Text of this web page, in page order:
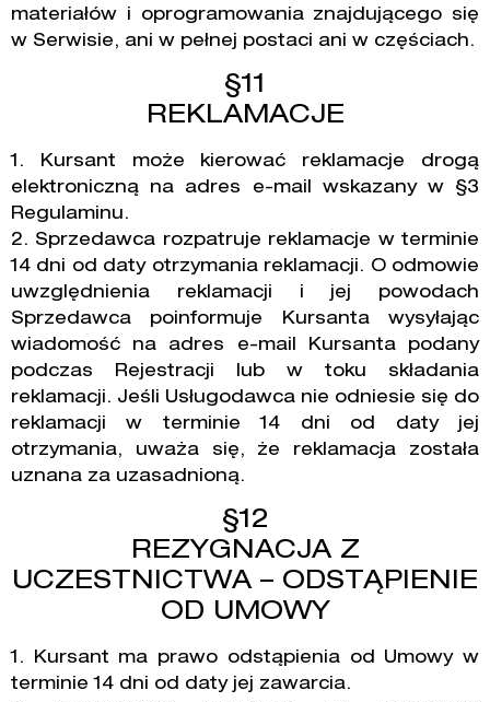
materiałów i oprogramowania znajdującego się
w Serwisie, ani w pełnej postaci ani w częściach.
§11
REKLAMACJE
1. Kursant może kierować reklamacje drogą
elektroniczną na adres e-mail wskazany w §3
Regulaminu.
2. Sprzedawca rozpatruje reklamacje w terminie
14 dni od daty otrzymania reklamacji. O odmowie
uwzględnienia reklamacji i jej powodach
Sprzedawca poinformuje Kursanta wysyłając
wiadomość na adres e-mail Kursanta podany
podczas Rejestracji lub w toku składania
reklamacji. Jeśli Usługodawca nie odniesie się do
reklamacji w terminie 14 dni od daty jej
otrzymania, uważa się, że reklamacja została
uznana za uzasadnioną.
§12
REZYGNACJA Z
UCZESTNICTWA – ODSTĄPIENIE
OD UMOWY
1. Kursant ma prawo odstąpienia od Umowy w
terminie 14 dni od daty jej zawarcia.